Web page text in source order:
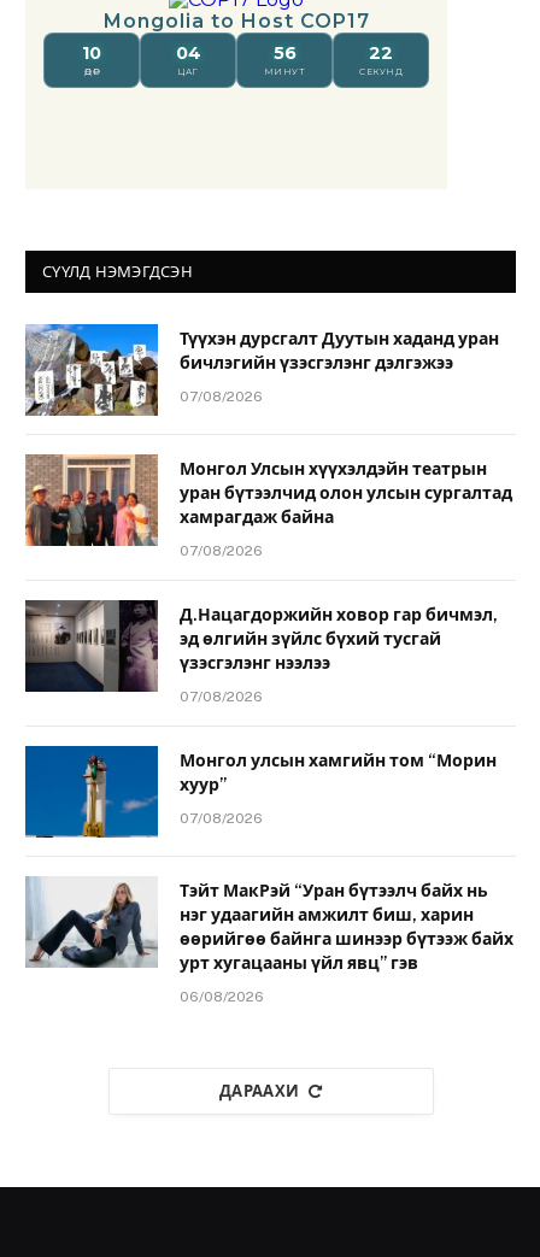
СҮҮЛД НЭМЭГДСЭН
Түүхэн дурсгалт Дуутын хаданд уран
бичлэгийн үзэсгэлэнг дэлгэжээ
07/08/2026
Монгол Улсын хүүхэлдэйн театрын
уран бүтээлчид олон улсын сургалтад
хамрагдаж байна
07/08/2026
Д.Нацагдоржийн ховор гар бичмэл,
эд өлгийн зүйлс бүхий тусгай
үзэсгэлэнг нээлээ
07/08/2026
Монгол улсын хамгийн том “Морин
хуур”
07/08/2026
Тэйт МакРэй “Уран бүтээлч байх нь
нэг удаагийн амжилт биш, харин
өөрийгөө байнга шинээр бүтээж байх
урт хугацааны үйл явц” гэв
06/08/2026
ДАРААХИ